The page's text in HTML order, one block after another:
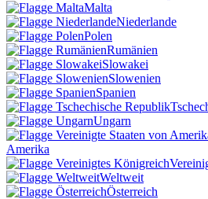
Malta
Niederlande
Polen
Rumänien
Slowakei
Slowenien
Spanien
Ungarn
Amerika
Weltweit
Österreich